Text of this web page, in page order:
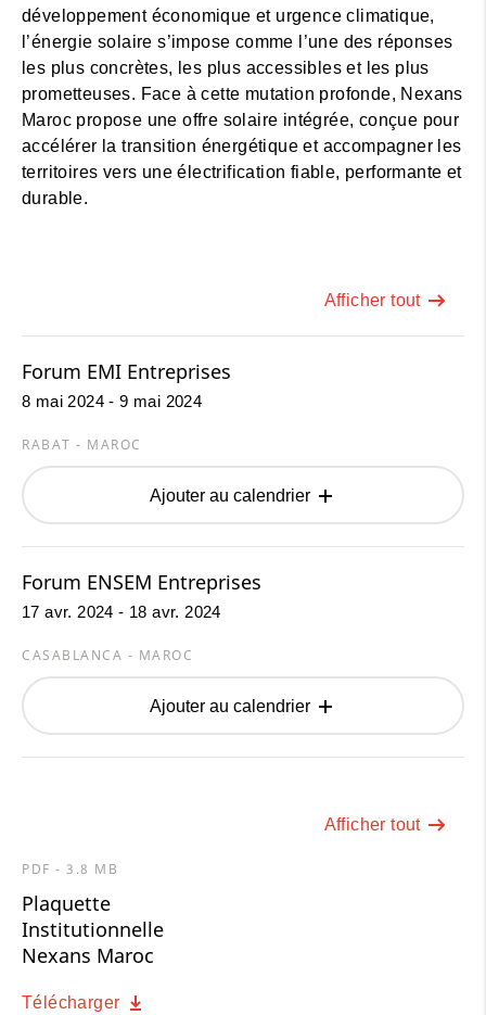
développement économique et urgence climatique,
l’énergie solaire s’impose comme l’une des réponses
les plus concrètes, les plus accessibles et les plus
prometteuses. Face à cette mutation profonde, Nexans
Maroc propose une offre solaire intégrée, conçue pour
accélérer la transition énergétique et accompagner les
territoires vers une électrification fiable, performante et
durable.
Afficher tout
Forum EMI Entreprises
8 mai 2024 - 9 mai 2024
RABAT - MAROC
Ajouter au calendrier
Forum ENSEM Entreprises
17 avr. 2024 - 18 avr. 2024
CASABLANCA - MAROC
Ajouter au calendrier
Afficher tout
PDF - 3.8 MB
Plaquette
Institutionnelle
Nexans Maroc
Télécharger